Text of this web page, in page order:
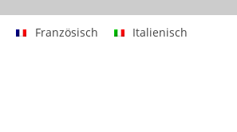
Französisch
Italienisch